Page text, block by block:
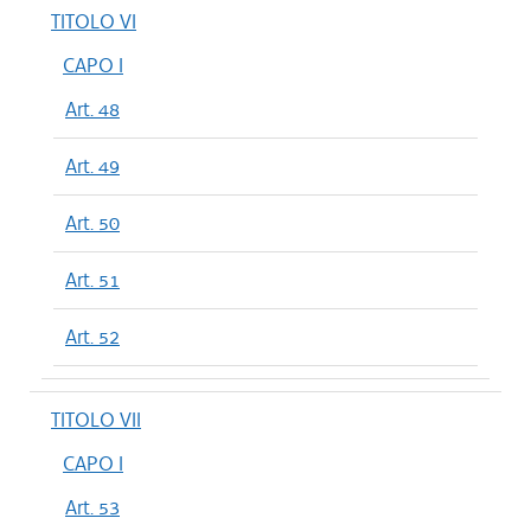
TITOLO VI
CAPO I
Art. 48
Art. 49
Art. 50
Art. 51
Art. 52
TITOLO VII
CAPO I
Art. 53